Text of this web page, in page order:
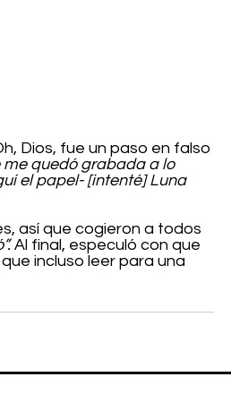
Dios, fue un paso en falso
me quedó grabada a lo
el papel- [intenté] Luna
así que cogieron a todos
Al final, especuló con que
incluso leer para una